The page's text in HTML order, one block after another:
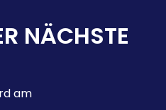
NÄCHSTE
am